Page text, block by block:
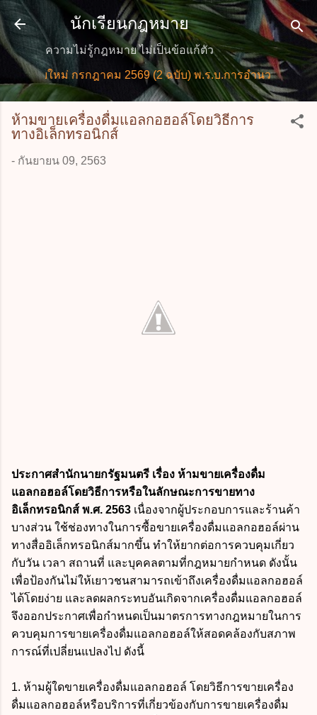
ข้ามไปที่เนื้อหาหลัก
นักเรียนกฎหมาย
ความไม่รู้กฎหมาย ไม่เป็นข้อแก้ตัว
มายใหม่ กรกฎาคม 2569 (2 ฉบับ) พ.ร.บ.การอำนวยการความ
ห้ามขายเครื่องดื่มแอลกอฮอล์โดยวิธีการ
ทางอิเล็กทรอนิกส์
- กันยายน 09, 2563
ประกาศสำนักนายกรัฐมนตรี เรื่อง ห้ามขายเครื่องดื่ม
แอลกอฮอล์โดยวิธีการหรือในลักษณะการขายทาง
อิเล็กทรอนิกส์ พ.ศ. 2563 เนื่องจากผู้ประกอบการและร้านค้า
บางส่วน ใช้ช่องทางในการซื้อขายเครื่องดื่มแอลกอฮอล์ผ่าน
ทางสื่ออิเล็กทรอนิกส์มากขึ้น ทำให้ยากต่อการควบคุมเกี่ยว
กับวัน เวลา สถานที่ และบุคคลตามที่กฎหมายกำหนด ดังนั้น
เพื่อป้องกันไม่ให้เยาวชนสามารถเข้าถึงเครื่องดื่มแอลกอฮอล์
ได้โดยง่าย และลดผลกระทบอันเกิดจากเครื่องดื่มแอลกอฮอล์
จึงออกประกาศเพื่อกำหนดเป็นมาตรการทางกฎหมายในการ
ควบคุมการขายเครื่องดื่มแอลกอฮอล์ให้สอดคล้องกับสภาพ
การณ์ที่เปลี่ยนแปลงไป ดังนี้
1. ห้ามผู้ใดขายเครื่องดื่มแอลกอฮอล์ โดยวิธีการขายเครื่อง
ดื่มแอลกอฮอล์หรือบริการที่เกี่ยวข้องกับการขายเครื่องดื่ม